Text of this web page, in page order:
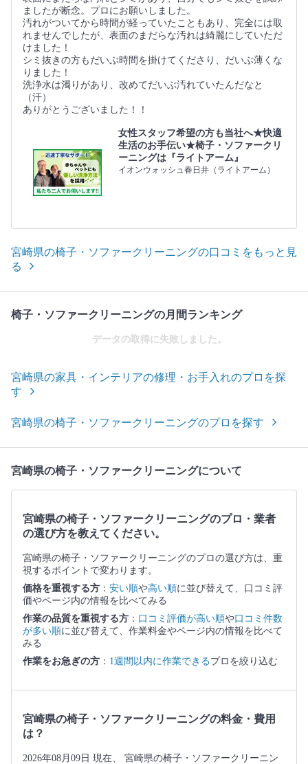
ましたが断念。プロにお願いしました。
汚れがついてから時間が経っていたこともあり、完全には取
れませんでしたが、表面のまだらな汚れは綺麗にしていただ
けました！
シミ抜きの方もだいぶ時間を掛けてくださり、だいぶ薄くな
りました！
洗浄水は濁りがあり、改めてだいぶ汚れていたんだなと
（汗）
ありがとうございました！！
女性スタッフ希望の方も当社へ★快適
生活のお手伝い★椅子・ソファークリ
ーニングは『ライトアーム』
イオンウォッシュ春日井（ライトアーム）
宮崎県の椅子・ソファークリーニングの口コミをもっと見
る
椅子・ソファークリーニングの月間ランキング
データの取得に失敗しました。
宮崎県の家具・インテリアの修理・お手入れのプロを探
す
宮崎県の椅子・ソファークリーニングのプロを探す
宮崎県の椅子・ソファークリーニングについて
宮崎県の椅子・ソファークリーニングのプロ・業者
の選び方を教えてください。
宮崎県の椅子・ソファークリーニングのプロの選び方は、重
視するポイントで変わります。
価格を重視する方 ： 安い順や高い順に並び替えて、口コミ評
価やページ内の情報を比べてみる
作業の品質を重視する方 ： 口コミ評価が高い順や口コミ件数
が多い順に並び替えて、作業料金やページ内の情報を比べて
みる
作業をお急ぎの方 ： 1週間以内に作業できるプロを絞り込む
宮崎県の椅子・ソファークリーニングの料金・費用
は？
2026年08月09日 現在、 宮崎県の椅子・ソファークリーニン